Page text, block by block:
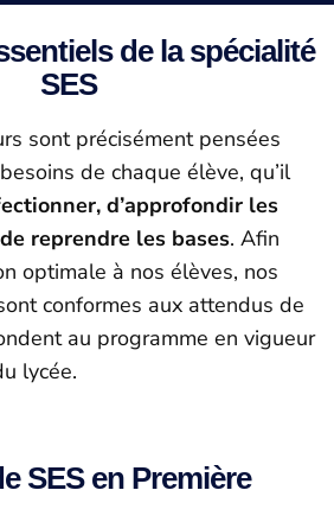
de la spécialité
SES
sont précisément pensées
de chaque élève, qu’il
d’approfondir les
reprendre les bases. Afin
optimale à nos élèves, nos
conformes aux attendus de
au programme en vigueur
lycée.
SES en Première